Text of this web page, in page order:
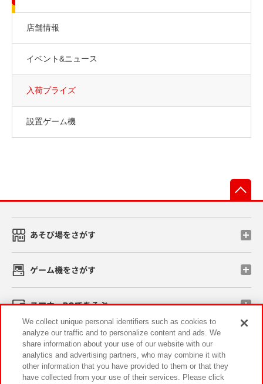
店舗情報
イベント&ニュース
入荷プライズ
設置ゲーム機
あそび場をさがす
ゲーム機をさがす
スマホ・PCであそぶ
イベント・キャンペーン
We collect unique personal identifiers such as cookies to
analyze our traffic and to personalize content and ads. We
share information about your use of our website with our
analytics and advertising partners, who may combine it with
other information that you have provided to them or that they
have collected from your use of their services. Please click